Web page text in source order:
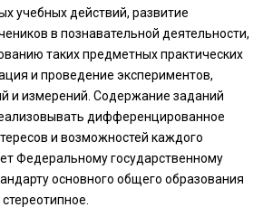
учебных действий, развитие
в познавательной деятельности,
таких предметных практических
и проведение экспериментов,
и измерений. Содержание заданий
дифференцированное
и возможностей каждого
Федеральному государственному
основного общего образования